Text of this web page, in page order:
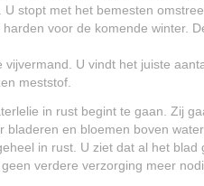
stopt met het bemesten
voor de komende winter.
U vindt het juiste
meststof.
in rust begint te gaan. Zij
bladeren en bloemen boven
in rust. U ziet dat al het blad
verdere verzorging meer